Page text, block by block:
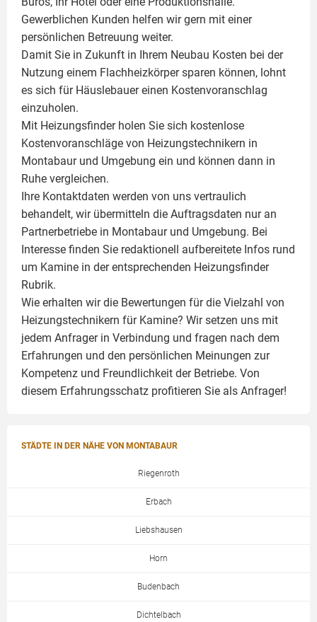
Gewerblichen Kunden helfen wir gern mit einer
persönlichen Betreuung weiter.
Damit Sie in Zukunft in Ihrem Neubau Kosten bei der
Nutzung einem Flachheizkörpersparen können, lohnt
es sich für Häuslebauer einen Kostenvoranschlag
einzuholen.
Mit Heizungsfinder holen Sie sich kostenlose
Kostenvoranschläge von Heizungstechnikern in
Montabaur und Umgebung ein und können dann in
Ruhe vergleichen.
Ihre Kontaktdaten werden von uns vertraulich
behandelt, wir übermitteln die Auftragsdaten nur an
Partnerbetriebe in Montabaur und Umgebung. Bei
Interesse finden Sie redaktionell aufbereitete Infos rund
um Kamine in der entsprechenden Heizungsfinder
Rubrik.
Wie erhalten wir die Bewertungen für die Vielzahl von
Heizungstechnikern für Kamine? Wir setzen uns mit
jedem Anfrager in Verbindung und fragen nach dem
Erfahrungen und den persönlichen Meinungen zur
Kompetenz und Freundlichkeit der Betriebe. Von
diesem Erfahrungsschatz profitieren Sie als Anfrager!
STÄDTE IN DER NÄHE VON MONTABAUR
Riegenroth
Erbach
Liebshausen
Horn
Budenbach
Dichtelbach